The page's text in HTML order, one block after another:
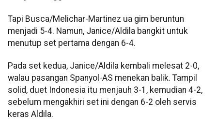
Tapi Busca/Melichar-Martinez ua gim beruntun
menjadi 5-4. Namun, Janice/Aldila bangkit untuk
menutup set pertama dengan 6-4.
Pada set kedua, Janice/Aldila kembali melesat 2-0,
walau pasangan Spanyol-AS menekan balik. Tampil
solid, duet Indonesia itu menjauh 3-1, kemudian 4-2,
sebelum mengakhiri set ini dengan 6-2 oleh servis
keras Aldila.